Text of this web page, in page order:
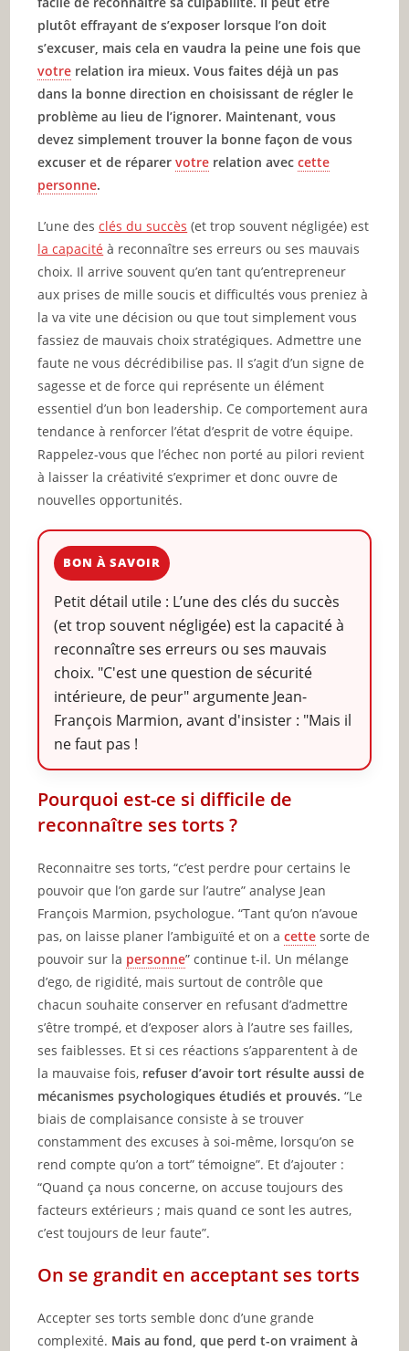
plutôt effrayant de s’exposer lorsque l’on doit
s’excuser, mais cela en vaudra la peine une fois que
votre relation ira mieux. Vous faites déjà un pas
dans la bonne direction en choisissant de régler le
problème au lieu de l’ignorer. Maintenant, vous
devez simplement trouver la bonne façon de vous
excuser et de réparervotre relation aveccette
personne.
L’une desclés du succès (et trop souvent négligée) est
la capacité à reconnaître ses erreurs ou ses mauvais
choix. Il arrive souvent qu’en tant qu’entrepreneur
aux prises de mille soucis et difficultés vous preniez à
la va vite une décision ou que tout simplement vous
fassiez de mauvais choix stratégiques. Admettre une
faute ne vous décrédibilise pas. Il s’agit d’un signe de
sagesse et de force qui représente un élément
essentiel d’un bon leadership. Ce comportement aura
tendance à renforcer l’état d’esprit de votre équipe.
Rappelez-vous que l’échec non porté au pilori revient
à laisser la créativité s’exprimer et donc ouvre de
nouvelles opportunités.
BON À SAVOIR
Petit détail utile : L’une des clés du succès
(et trop souvent négligée) est la capacité à
reconnaître ses erreurs ou ses mauvais
choix. "C'est une question de sécurité
intérieure, de peur" argumente Jean-
François Marmion, avant d'insister : "Mais il
ne faut pas !
Pourquoi est-ce si difficile de
reconnaître ses torts ?
Reconnaitre ses torts, “c’est perdre pour certains le
pouvoir que l’on garde sur l’autre” analyse Jean
François Marmion, psychologue. “Tant qu’on n’avoue
pas, on laisse planer l’ambiguïté et on acette sorte de
pouvoir sur la personne” continue t-il. Un mélange
d’ego, de rigidité, mais surtout de contrôle que
chacun souhaite conserver en refusant d’admettre
s’être trompé, et d’exposer alors à l’autre ses failles,
ses faiblesses. Et si ces réactions s’apparentent à de
la mauvaise fois, refuser d’avoir tort résulte aussi de
mécanismes psychologiques étudiés et prouvés. “Le
biais de complaisance consiste à se trouver
constamment des excuses à soi-même, lorsqu’on se
rend compte qu’on a tort” témoigne”. Et d’ajouter :
“Quand ça nous concerne, on accuse toujours des
facteurs extérieurs ; mais quand ce sont les autres,
c’est toujours de leur faute”.
On se grandit en acceptant ses torts
Accepter ses torts semble donc d’une grande
complexité. Mais au fond, que perd t-on vraiment à